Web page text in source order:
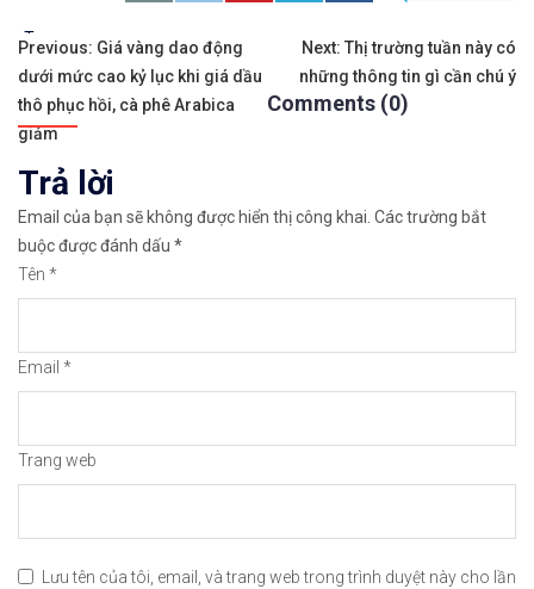
✨🏆Đầ𝐮 𝐭ư 𝐯à 𝐋ướ𝐭 𝐬ó𝐧𝐠 𝐜á𝐜 𝐜ổ 𝐩𝐡𝐢ế𝐮 𝐭𝐫ê𝐧 𝐭𝐡ị 𝐭𝐫ườ𝐧𝐠
✅𝘔ở 𝘵à𝘪 𝘬𝘩𝘰ả𝘯 𝘵𝘳ê𝘯 𝘴à𝘯 𝘌𝘹𝘯𝘦𝘴𝘴 𝘜𝘺 𝘛í𝘯 𝘷à 𝘱𝘩ù
👉Thuộc top 3 sàn nổi tiếng thế giới, được nhiều
👉Xem cách Đặt Lệnh, Đóng Lệnh và CopyTrade
🔗https://chungkhoanforex.com/nikkei-225-ftse-
Tags:
Điều
hướng
bài
viết
Previous: Giá vàng dao động
dưới mức cao kỷ lục khi giá dầu
thô phục hồi, cà phê Arabica
giảm
Next: Thị trường tuần này có
những thông tin gì cần chú ý
Comments (0)
Trả lời
Email của bạn sẽ không được hiển thị công khai. Các trường bắt
buộc được đánh dấu *
Tên *
Email *
Trang web
Lưu tên của tôi, email, và trang web trong trình duyệt này cho lần